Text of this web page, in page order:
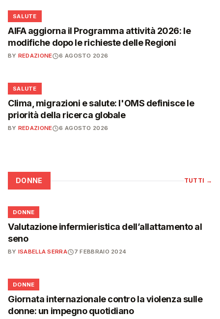
❤️
SALUTE
AIFA aggiorna il Programma attività 2026: le
modifiche dopo le richieste delle Regioni
BY REDAZIONE 6 AGOSTO 2026
❤️
SALUTE
Clima, migrazioni e salute: l'OMS definisce le
priorità della ricerca globale
BY REDAZIONE 6 AGOSTO 2026
DONNE TUTTI →
🌸
DONNE
Valutazione infermieristica dell’allattamento al
seno
BY ISABELLA SERRA 7 FEBBRAIO 2024
🌸
DONNE
Giornata internazionale contro la violenza sulle
donne: un impegno quotidiano